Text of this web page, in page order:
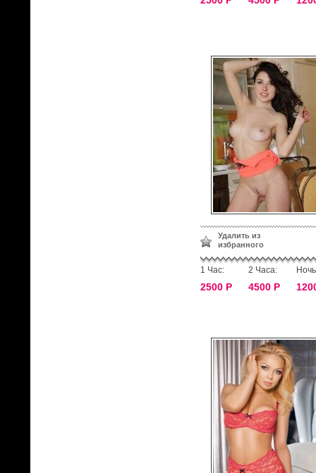
Удалить из
избранного
1 Час:
2500 Р
2 Часа:
4500 Р